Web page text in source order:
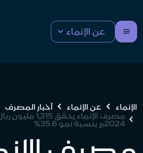
عن الإنماء
الإنماء عن الإنماء
أخبار المصرف
2024م بنسبة نمو 35.6%